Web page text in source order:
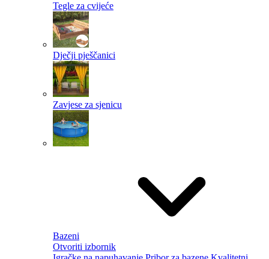
Tegle za cvijeće
Dječji pješčanici
Zavjese za sjenicu
Bazeni
Otvoriti izbornik